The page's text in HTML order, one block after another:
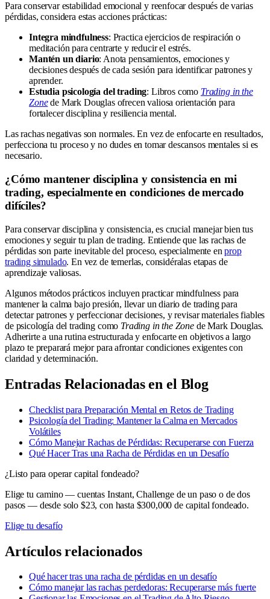
Para conservar estabilidad emocional y reenfocar después de varias
pérdidas, considera estas acciones prácticas:
Integra mindfulness: Practica ejercicios de respiración o
meditación para centrarte y reducir el estrés.
Mantén un diario: Anota pensamientos, emociones y
decisiones después de cada sesión para identificar patrones y
aprender.
Estudia psicología del trading: Libros como Trading in the
Zonede Mark Douglas ofrecen valiosa orientación para
fortalecer disciplina y resiliencia mental.
Las rachas negativas son normales. En vez de enfocarte en resultados,
perfecciona tu proceso y no dudes en tomar descansos mentales si es
necesario.
¿Cómo mantener disciplina y consistencia en mi
trading, especialmente en condiciones de mercado
difíciles?
Para conservar disciplina y consistencia, es crucial manejar bien tus
emociones y seguir tu plan de trading. Entiende que las rachas de
pérdidas son parte inevitable del proceso, especialmente enprop
trading simulado. En vez de temerlas, considéralas etapas de
aprendizaje valiosas.
Algunos métodos prácticos incluyen practicar mindfulness para
mantener la calma bajo presión, llevar un diario de trading para
detectar patrones y perfeccionar decisiones, y revisar materiales fiables
de psicología del trading como Trading in the Zone de Mark Douglas.
Adherirte a una rutina estructurada y enfocarte en objetivos a largo
plazo te preparará mejor para afrontar condiciones exigentes con
claridad y determinación.
Entradas Relacionadas en el Blog
Checklist para Preparación Mental en Retos de Trading
Psicología del Trading: Mantener la Calma en Mercados
Volátiles
Cómo Manejar Rachas de Pérdidas: Recuperarse con Fuerza
Qué Hacer Tras una Racha de Pérdidas en un Desafío
¿Listo para operar capital fondeado?
Elige tu camino — cuentas Instant, Challenge de un paso o de dos
pasos — desde solo $23, con hasta $300,000 de capital fondeado.
Elige tu desafío
Artículos relacionados
Qué hacer tras una racha de pérdidas en un desafío
Cómo manejar las rachas perdedoras: Recuperarse más fuerte